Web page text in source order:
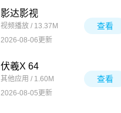
影达影视
视频播放 / 13.37M
2026-08-06更新
查看
伏羲X 64
其他应用 / 1.60M
2026-08-05更新
查看